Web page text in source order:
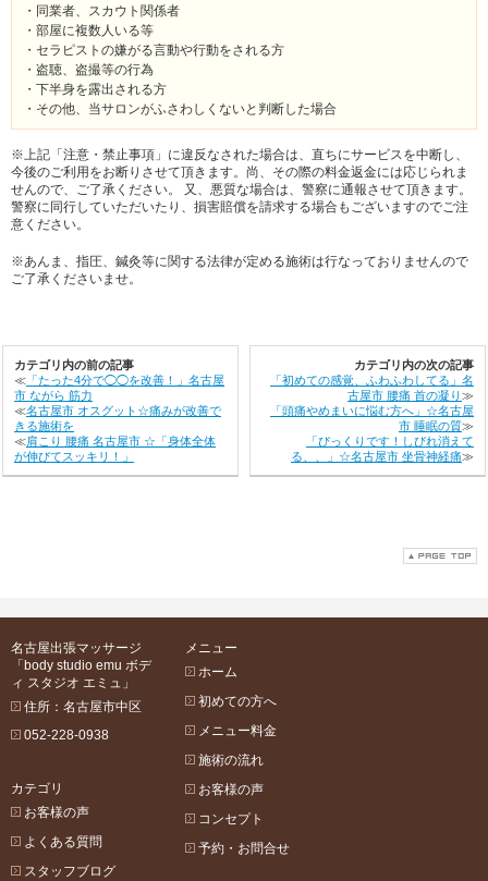
・同業者、スカウト関係者
・部屋に複数人いる等
・セラピストの嫌がる言動や行動をされる方
・盗聴、盗撮等の行為
・下半身を露出される方
・その他、当サロンがふさわしくないと判断した場合
※上記「注意・禁止事項」に違反なされた場合は、直ちにサービスを中断し、
今後のご利用をお断りさせて頂きます。尚、その際の料金返金には応じられま
せんので、ご了承ください。 又、悪質な場合は、警察に通報させて頂きます。
警察に同行していただいたり、損害賠償を請求する場合もございますのでご注
意ください。
※あんま、指圧、鍼灸等に関する法律が定める施術は行なっておりませんので
ご了承くださいませ。
カテゴリ内の前の記事
≪ 「たった4分で◯◯を改善！」名古屋
市 ながら 筋力
≪名古屋市 オスグット☆痛みが改善で
きる施術を
≪肩こり 腰痛 名古屋市 ☆「身体全体
が伸びてスッキリ！」
カテゴリ内の次の記事
「初めての感覚、ふわふわしてる」名
古屋市 腰痛 首の凝り≫
「頭痛やめまいに悩む方へ」☆名古屋
市 睡眠の質≫
「びっくりです！しびれ消えて
る、、」☆名古屋市 坐骨神経痛≫
名古屋出張マッサージ
「body studio emu ボデ
ィ スタジオ エミュ」
住所：名古屋市中区
052-228-0938
メニュー
ホーム
初めての方へ
メニュー料金
施術の流れ
お客様の声
コンセプト
予約・お問合せ
カテゴリ
お客様の声
よくある質問
スタッフブログ